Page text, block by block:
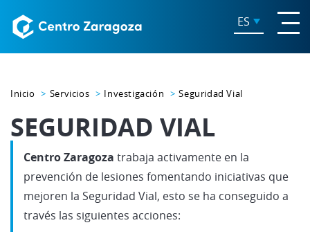
ES
Inicio Servicios Investigación Seguridad Vial
SEGURIDAD VIAL
Centro Zaragoza trabaja activamente en la
prevención de lesiones fomentando iniciativas que
mejoren la Seguridad Vial, esto se ha conseguido a
través las siguientes acciones: